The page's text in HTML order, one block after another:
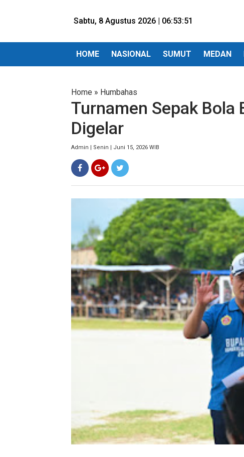
Sabtu, 8 Agustus 2026 | 06:53:52
HOME NASIONAL SUMUT MEDAN
Home » Humbahas
Turnamen Sepak Bola
Digelar
Admin | Senin | Juni 15, 2026 WIB